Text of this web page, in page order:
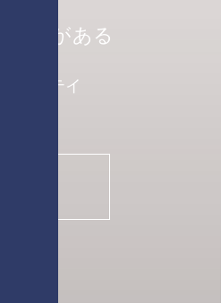
安心がある
ンステイ